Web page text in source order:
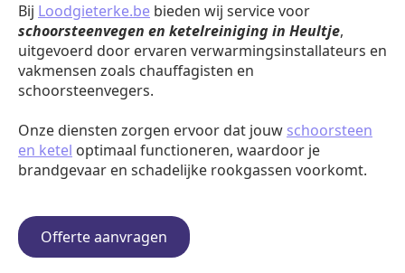
Bij Loodgieterke.be bieden wij service voor
schoorsteenvegen en ketelreiniging in Heultje,
uitgevoerd door ervaren verwarmingsinstallateurs en
vakmensen zoals chauffagisten en
schoorsteenvegers.
Onze diensten zorgen ervoor dat jouw schoorsteen
en ketel optimaal functioneren, waardoor je
brandgevaar en schadelijke rookgassen voorkomt.
Offerte aanvragen